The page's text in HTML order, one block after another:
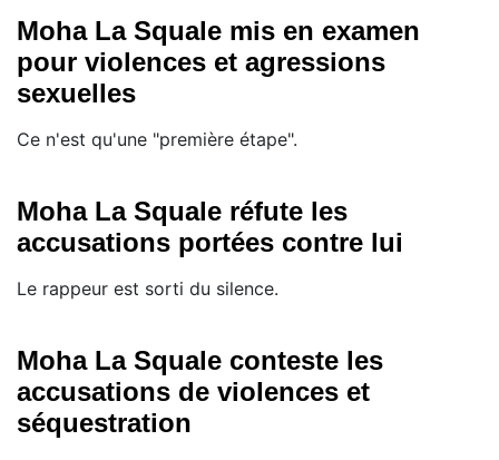
Moha La Squale mis en examen
pour violences et agressions
sexuelles
Ce n'est qu'une "première étape".
Moha La Squale réfute les
accusations portées contre lui
Le rappeur est sorti du silence.
Moha La Squale conteste les
accusations de violences et
séquestration